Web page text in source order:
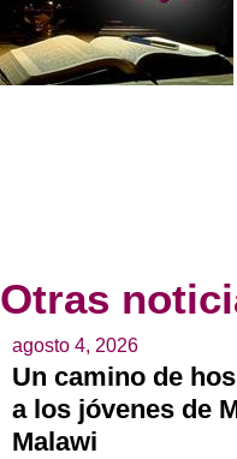
Otras
agosto 4, 2026
Un camino de
a los jóvenes de
Malawi